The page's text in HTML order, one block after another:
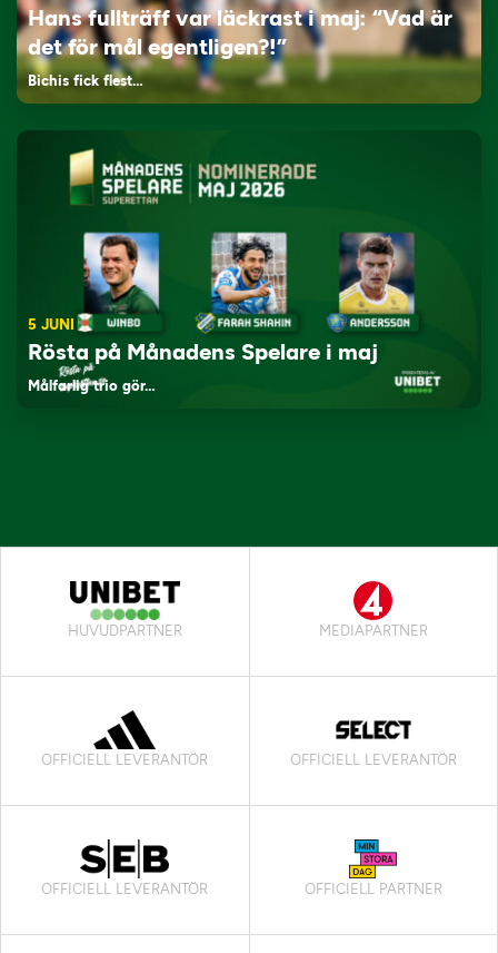
Hans fullträff var läckrast i maj: “Vad är
det för mål egentligen?!”
Bichis fick flest…
5 JUNI
Rösta på Månadens Spelare i maj
Målfarlig trio gör…
HUVUDPARTNER MEDIAPARTNER
OFFICIELL LEVERANTÖR OFFICIELL LEVERANTÖR
OFFICIELL LEVERANTÖR OFFICIELL PARTNER